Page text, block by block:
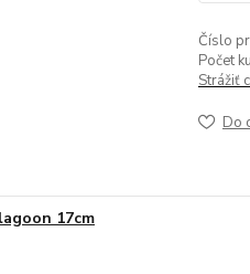
Číslo
Počet
Strážiť
Do
17cm